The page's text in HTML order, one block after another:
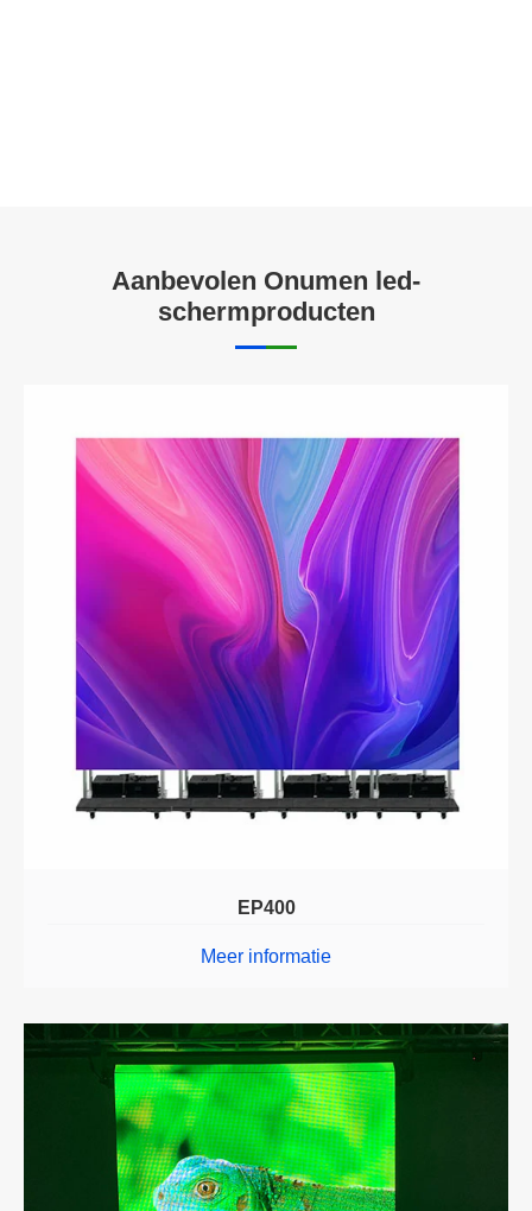
Aanbevolen Onumen led-
schermproducten
EP400
Meer informatie